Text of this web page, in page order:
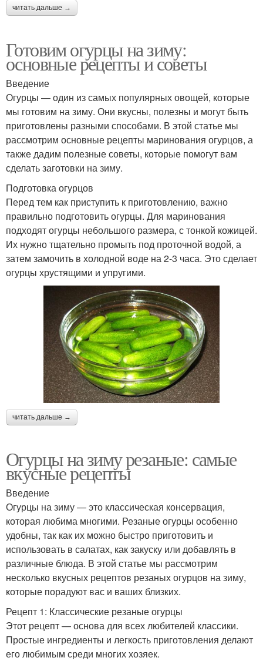
читать дальше →
Готовим огурцы на зиму:
основные рецепты и советы
Введение
Огурцы — один из самых популярных овощей, которые
мы готовим на зиму. Они вкусны, полезны и могут быть
приготовлены разными способами. В этой статье мы
рассмотрим основные рецепты маринования огурцов, а
также дадим полезные советы, которые помогут вам
сделать заготовки на зиму.
Подготовка огурцов
Перед тем как приступить к приготовлению, важно
правильно подготовить огурцы. Для маринования
подходят огурцы небольшого размера, с тонкой кожицей.
Их нужно тщательно промыть под проточной водой, а
затем замочить в холодной воде на 2-3 часа. Это сделает
огурцы хрустящими и упругими.
читать дальше →
Огурцы на зиму резаные: самые
вкусные рецепты
Введение
Огурцы на зиму — это классическая консервация,
которая любима многими. Резаные огурцы особенно
удобны, так как их можно быстро приготовить и
использовать в салатах, как закуску или добавлять в
различные блюда. В этой статье мы рассмотрим
несколько вкусных рецептов резаных огурцов на зиму,
которые порадуют вас и ваших близких.
Рецепт 1: Классические резаные огурцы
Этот рецепт — основа для всех любителей классики.
Простые ингредиенты и легкость приготовления делают
его любимым среди многих хозяек.